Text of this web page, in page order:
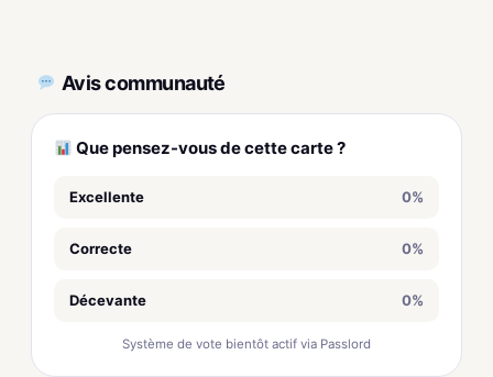
Avis communauté
Que pensez-vous de cette carte ?
Excellente 0%
Correcte 0%
Décevante 0%
Système de vote bientôt actif via Passlord